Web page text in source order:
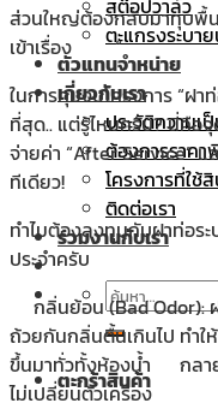
สต๊อปวาล์ว
ตะแกรงระบา
ตัวแทนจำหน่าย
เกี่ยวกับเรา
ประวัติความเ
ต้องการราคา
โครงการที่ใช้
ติดต่อเรา
ร่วมงานกับเรา
ค้นหา:
ตะกร้าสินค้า
ส่วนใหญ่ต้องกลับมาทุบพื้น
เข้าเรื่อง
“
ในการคุมงบโครงการ “ฝา
ที่สุด.. แต่รู้ไหมครับ? นี่คือจุ
จ่ายค่า “After Service” แ
ทีเดียว!
ทำไมต้องลงทุนกับฝาท่อร
ประจำครับ
กลิ่นย้อน (Bad Odor):
ถ้วยกันกลิ่นตื้นเกินไป ทำใ
ขึ้นมาทั่วทั้งห้องน้ำ
กลา
ไม่เปลี่ยนตัวเครื่อง